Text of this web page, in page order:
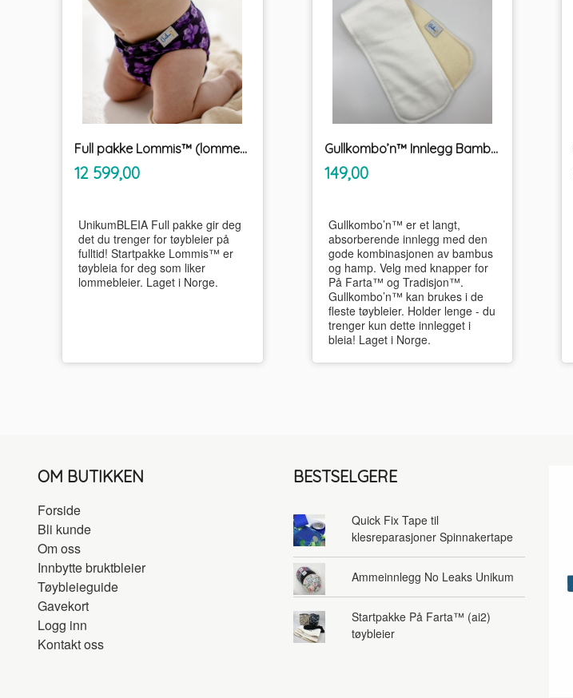
Full pakke Lommis™ (lommebleie) tøybleier
Pris
12 599,00mva.
UnikumBLEIA Full pakke gir deg
det du trenger for tøybleier på
fulltid! Startpakke Lommis™ er
tøybleia for deg som liker
lommebleier. Laget i Norge.
Gullkombo’n™ Innlegg Bambus og hamp UnikumBLEIA
Pris
149,00inkl.
mva.
Gullkombo’n™ er et langt,
absorberende innlegg med den
gode kombinasjonen av bambus
og hamp. Velg med knapper for
På Farta™ og Tradisjon™.
Gullkombo’n™ kan brukes i de
fleste tøybleier. Holder lenge - du
trenger kun dette innlegget i
bleia! Laget i Norge.
OM BUTIKKEN
Forside
Bli kunde
Om oss
Innbytte bruktbleier
Tøybleieguide
Gavekort
Logg inn
Kontakt oss
BESTSELGERE
Quick Fix Tape til
klesreparasjoner Spinnakertape
Ammeinnlegg No Leaks Unikum
Startpakke På Farta™ (ai2)
tøybleier